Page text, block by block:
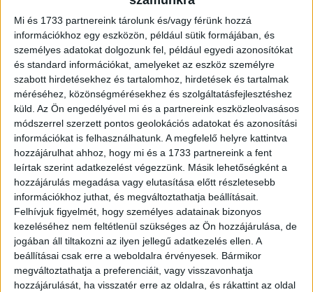
Mi és 1733 partnereink tárolunk és/vagy férünk hozzá
információkhoz egy eszközön, például sütik formájában, és
személyes adatokat dolgozunk fel, például egyedi azonosítókat
és standard információkat, amelyeket az eszköz személyre
szabott hirdetésekhez és tartalomhoz, hirdetések és tartalmak
méréséhez, közönségmérésekhez és szolgáltatásfejlesztéshez
küld. Az Ön engedélyével mi és a partnereink eszközleolvasásos
módszerrel szerzett pontos geolokációs adatokat és azonosítási
információkat is felhasználhatunk. A megfelelő helyre kattintva
hozzájárulhat ahhoz, hogy mi és a 1733 partnereink a fent
leírtak szerint adatkezelést végezzünk. Másik lehetőségként a
hozzájárulás megadása vagy elutasítása előtt részletesebb
információkhoz juthat, és megváltoztathatja beállításait.
Felhívjuk figyelmét, hogy személyes adatainak bizonyos
kezeléséhez nem feltétlenül szükséges az Ön hozzájárulása, de
jogában áll tiltakozni az ilyen jellegű adatkezelés ellen. A
beállításai csak erre a weboldalra érvényesek. Bármikor
megváltoztathatja a preferenciáit, vagy visszavonhatja
hozzájárulását, ha visszatér erre az oldalra, és rákattint az oldal
regeneratív mezőgazdasági gyakorlatokat.Az...
Kiáll a nők mellett a Maltesers
2024. április 18.
Az ínycsiklandó csokoládégolyóiról híres Maltesers
márka idén is megújítja elkötelezettségét a nők
támogatására. Büszkén áll azon törekvések előterében,
melyek célja a nők társadalmi helyzetének...